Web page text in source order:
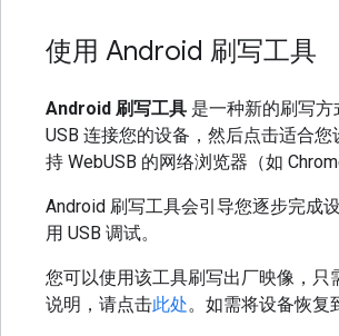
使用 Android 刷写工具
Android 刷写工具 是一种新的刷写
USB 连接您的设备，然后点击适合
持 WebUSB 的网络浏览器（如
Android 刷写工具会引导您逐步完成
用 USB 调试。
您可以使用该工具刷写出厂映像，只
说明，请点击此处。如需将设备恢复